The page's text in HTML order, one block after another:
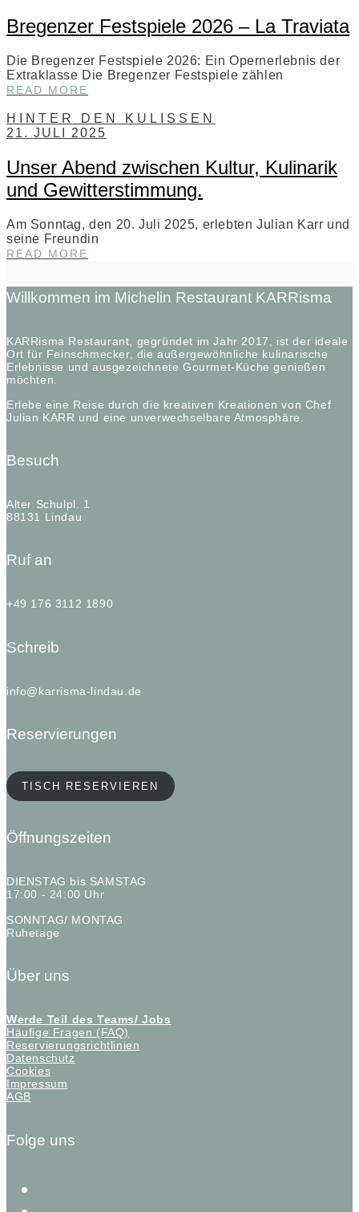
Bregenzer Festspiele 2026 – La Traviata
Die Bregenzer Festspiele 2026: Ein Opernerlebnis der
Extraklasse Die Bregenzer Festspiele zählen
READ MORE
2026
–
LA
HINTER DEN KULISSEN
21. JULI 2025
Unser Abend zwischen Kultur, Kulinarik
und Gewitterstimmung.
Am Sonntag, den 20. Juli 2025, erlebten Julian Karr und
seine Freundin
READ MORE
KULTUR,
KULINARIK
Willkommen im Michelin Restaurant KARRisma
KARRisma Restaurant, gegründet im Jahr 2017, ist der ideale
Ort für Feinschmecker, die außergewöhnliche kulinarische
Erlebnisse und ausgezeichnete Gourmet-Küche genießen
möchten.
Erlebe eine Reise durch die kreativen Kreationen von Chef
Julian KARR und eine unverwechselbare Atmosphäre.
Besuch
Alter Schulpl. 1
88131 Lindau
Ruf an
+49 176 3112 1890
Schreib
info@karrisma-lindau.de
Reservierungen
TISCH RESERVIEREN
Öffnungszeiten
DIENSTAG bis SAMSTAG
17:00 - 24:00 Uhr
SONNTAG/ MONTAG
Ruhetage
Über uns
Werde Teil des Teams/ Jobs
Häufige Fragen (FAQ)
Reservierungsrichtlinien
Datenschutz
Cookies
Impressum
AGB
Folge uns